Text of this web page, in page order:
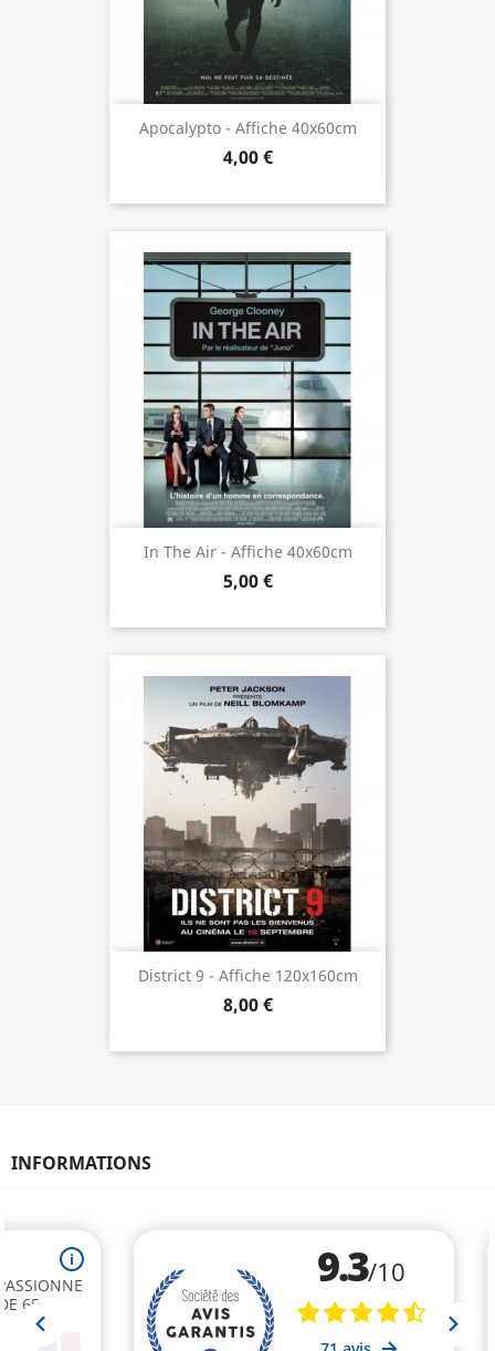
Apocalypto - Affiche 40x60cm
4,00 €
In The Air - Affiche 40x60cm
5,00 €
District 9 - Affiche 120x160cm
8,00 €
INFORMATIONS